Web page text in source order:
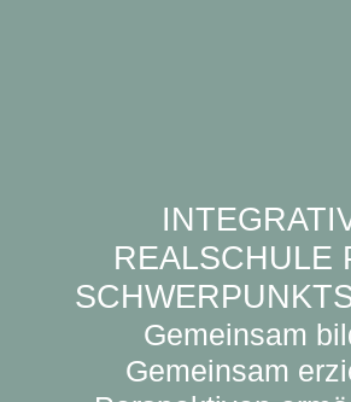
REALSCHULE
Gemeinsam
Gemeinsam